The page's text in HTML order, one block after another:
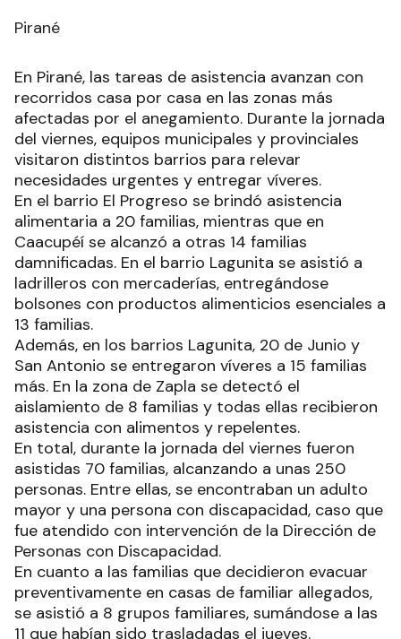
Pirané
En Pirané, las tareas de asistencia avanzan con
recorridos casa por casa en las zonas más
afectadas por el anegamiento. Durante la jornada
del viernes, equipos municipales y provinciales
visitaron distintos barrios para relevar
necesidades urgentes y entregar víveres.
En el barrio El Progreso se brindó asistencia
alimentaria a 20 familias, mientras que en
Caacupéí se alcanzó a otras 14 familias
damnificadas. En el barrio Lagunita se asistió a
ladrilleros con mercaderías, entregándose
bolsones con productos alimenticios esenciales a
13 familias.
Además, en los barrios Lagunita, 20 de Junio y
San Antonio se entregaron víveres a 15 familias
más. En la zona de Zapla se detectó el
aislamiento de 8 familias y todas ellas recibieron
asistencia con alimentos y repelentes.
En total, durante la jornada del viernes fueron
asistidas 70 familias, alcanzando a unas 250
personas. Entre ellas, se encontraban un adulto
mayor y una persona con discapacidad, caso que
fue atendido con intervención de la Dirección de
Personas con Discapacidad.
En cuanto a las familias que decidieron evacuar
preventivamente en casas de familiar allegados,
se asistió a 8 grupos familiares, sumándose a las
11 que habían sido trasladadas el jueves.